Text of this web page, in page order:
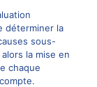
déterminer la
sous-
la mise en
chaque